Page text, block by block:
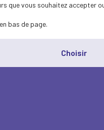
vous souhaitez accepter
en bas de page.
Choisir